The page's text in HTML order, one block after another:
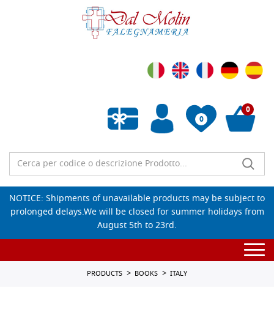
0
Empty wishlist
0
NOTICE: Shipments of unavailable products may be subject to
prolonged delays.We will be closed for summer holidays from
August 5th to 23rd.
PRODUCTS BOOKS ITALY